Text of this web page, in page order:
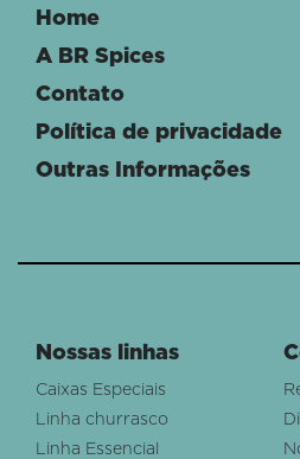
Home
A BR Spices
Contato
Política de privacidade
Outras Informações
Nossas linhas
Caixas Especiais
Linha churrasco
Linha Essencial